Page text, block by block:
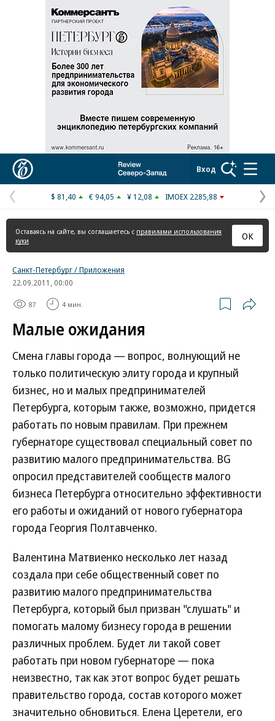
Реклама в «Ъ» www.kommersant.ru/ad
Вход
Предыдущая
страница
$ 81,40 € 94,05 ¥ 12,08 IMOEX 2285,88
Оставаясь на сайте, вы соглашаетесь с правилами использования
куки
ОК
Санкт-Петербург / Приложения
22.09.2011, 00:00
87 4 мин.
Малые ожидания
Смена главы города — вопрос, волнующий не
только политическую элиту города и крупный
бизнес, но и малых предпринимателей
Петербурга, которым также, возможно, придется
работать по новым правилам. При прежнем
губернаторе существовал специальный совет по
развитию малого предпринимательства. BG
опросил представителей сообществ малого
бизнеса Петербурга относительно эффективности
его работы и ожиданий от нового губернатора
города Георгия Полтавченко.
Валентина Матвиенко несколько лет назад
создала при себе общественный совет по
развитию малого предпринимательства
Петербурга, который был призван "слушать" и
помогать малому бизнесу города в решении
различных проблем. Будет ли такой совет
работать при новом губернаторе — пока
неизвестно, так как этот вопрос будет решать
правительство города, состав которого может
значительно обновиться. Елена Церетели, его